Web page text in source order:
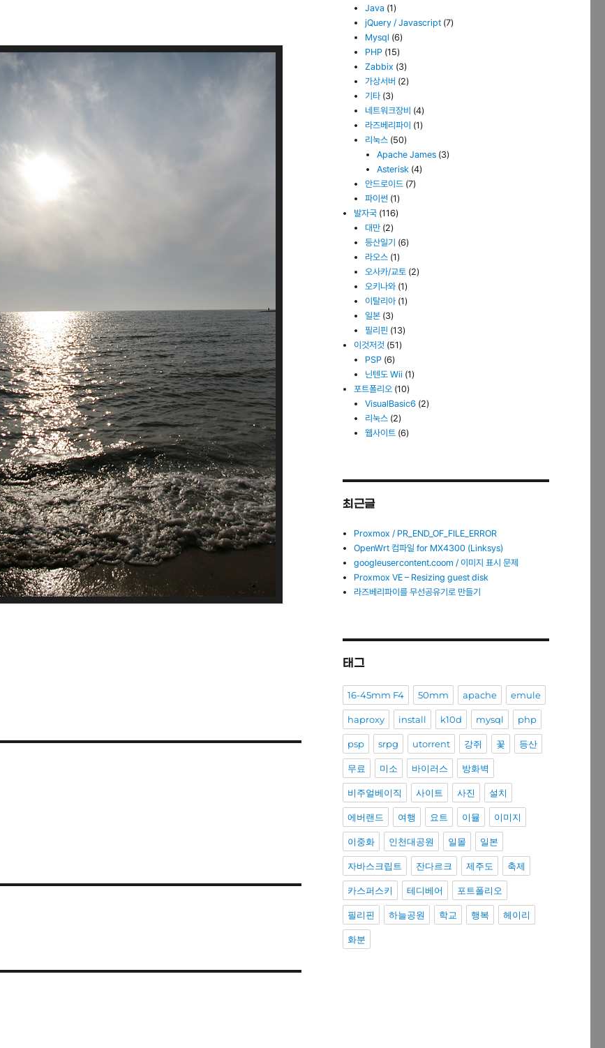
Java (1)
jQuery / Javascript (7)
Mysql (6)
PHP (15)
Zabbix (3)
가상서버 (2)
기타 (3)
네트워크장비 (4)
라즈베리파이 (1)
리눅스 (50)
Apache James(3)
Asterisk(4)
안드로이드 (7)
파이썬 (1)
발자국 (116)
대만 (2)
등산일기 (6)
라오스 (1)
오사카/교토 (2)
오키나와 (1)
이탈리아 (1)
일본 (3)
필리핀 (13)
이것저것 (51)
PSP (6)
닌텐도 Wii (1)
포트폴리오 (10)
VisualBasic6 (2)
리눅스 (2)
웹사이트 (6)
최근글
Proxmox / PR_END_OF_FILE_ERROR
OpenWrt 컴파일 for MX4300 (Linksys)
googleusercontent.coom / 이미지 표시 문제
Proxmox VE – Resizing guest disk
라즈베리파이를 무선공유기로 만들기
태그
16-45mm F4 50mm apache emule
haproxy install k10d mysql php
psp srpg utorrent 강쥐 꽃 등산
무료 미소 바이러스 방화벽
비주얼베이직 사이트 사진 설치
에버랜드 여행 요트 이뮬 이미지
이중화 인천대공원 일몰 일본
자바스크립트 잔다르크 제주도 축제
카스퍼스키 테디베어 포트폴리오
필리핀 하늘공원 학교 행복 헤이리
화분